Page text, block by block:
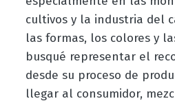
cultivos y la industria del
las formas, los colores y
busqué representar el
desde su proceso de
llegar al consumidor,